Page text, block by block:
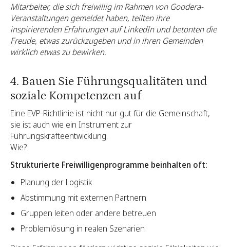
Mitarbeiter, die sich freiwillig im Rahmen von Goodera-
Veranstaltungen gemeldet haben, teilten ihre
inspirierenden Erfahrungen auf LinkedIn und betonten die
Freude, etwas zurückzugeben und in ihren Gemeinden
wirklich etwas zu bewirken.
4. Bauen Sie Führungsqualitäten und
soziale Kompetenzen auf
Eine EVP-Richtlinie ist nicht nur gut für die Gemeinschaft,
sie ist auch wie ein Instrument zur
Führungskräfteentwicklung.
Wie?
Strukturierte Freiwilligenprogramme beinhalten oft:
Planung der Logistik
Abstimmung mit externen Partnern
Gruppen leiten oder andere betreuen
Problemlösung in realen Szenarien